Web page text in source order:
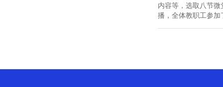
内容等，选取八节
播，全体教职工参